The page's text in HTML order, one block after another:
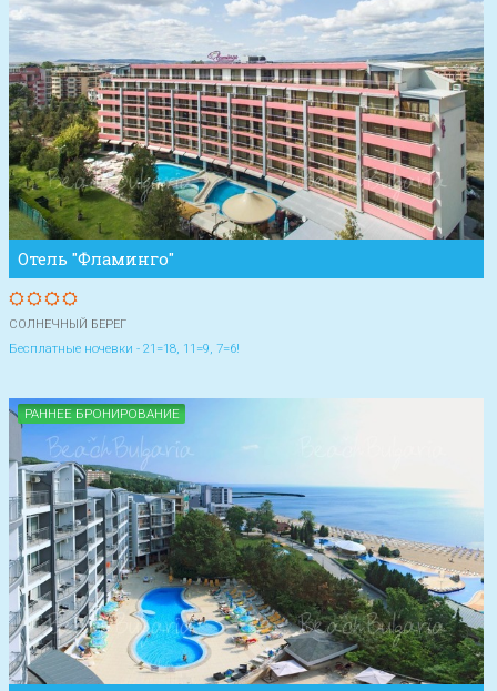
Отель "Фламинго"
СОЛНЕЧНЫЙ БЕРЕГ
Бесплатные ночевки - 21=18, 11=9, 7=6!
РАННЕЕ БРОНИРОВАНИЕ